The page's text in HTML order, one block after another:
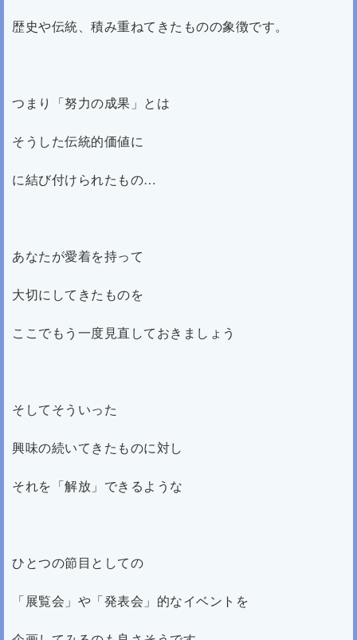
歴史や伝統、積み重ねてきたものの象徴です。
つまり「努力の成果」とは
そうした伝統的価値に
に結び付けられたもの…
あなたが愛着を持って
大切にしてきたものを
ここでもう一度見直しておきましょう
そしてそういった
興味の続いてきたものに対し
それを「解放」できるような
ひとつの節目としての
「展覧会」や「発表会」的なイベントを